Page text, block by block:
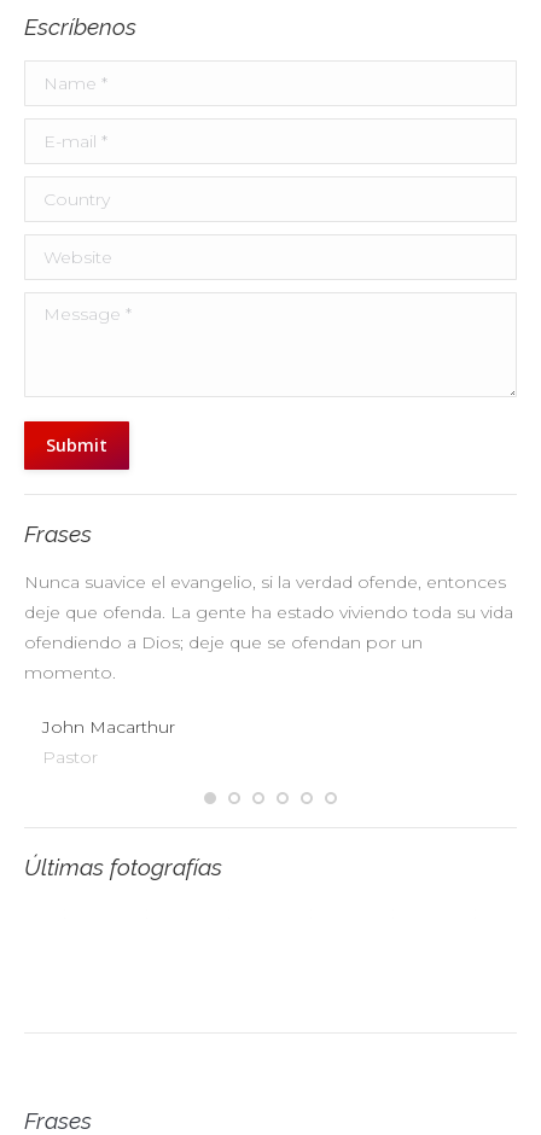
Escríbenos
Name *
E-mail *
Country
Website
Message *
Submit
Frases
Nunca suavice el evangelio, si la verdad ofende, entonces
deje que ofenda. La gente ha estado viviendo toda su vida
ofendiendo a Dios; deje que se ofendan por un
momento.
John Macarthur
Pastor
Últimas fotografías
Frases